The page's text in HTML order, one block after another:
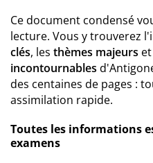
Ce document condensé
lecture. Vous y trouverez
clés, les thèmes majeurs
incontournables
des centaines de pages :
assimilation rapide.
Toutes les informations
examens